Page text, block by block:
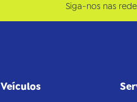
Siga-nos nas
Veículos